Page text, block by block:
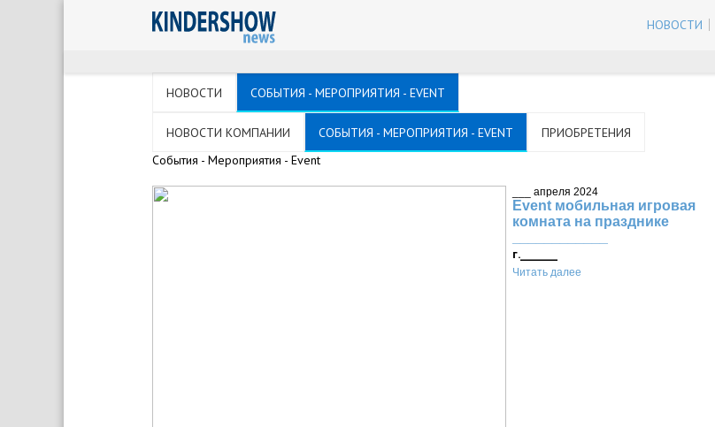
НОВОСТИ
НОВОСТИ СОБЫТИЯ - МЕРОПРИЯТИЯ - EVENT
НОВОСТИ КОМПАНИИ СОБЫТИЯ - МЕРОПРИЯТИЯ - EVENT
ПРИОБРЕТЕНИЯ
События - Мероприятия - Event
___ апреля 2024
Event мобильная игровая
комната на празднике
г._______
Читать далее